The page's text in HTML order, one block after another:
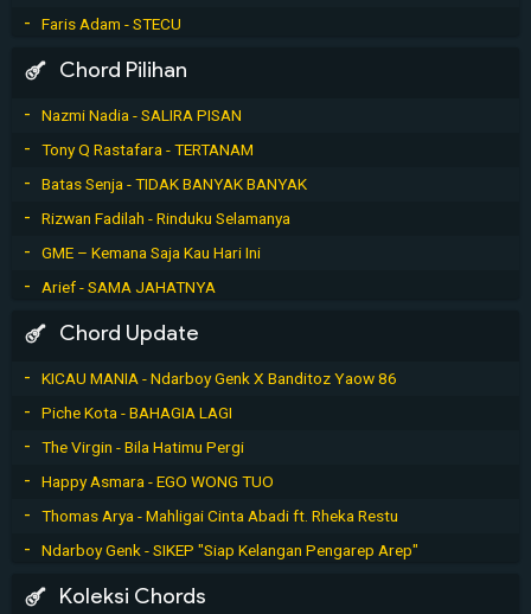
Faris Adam - STECU
Chord Pilihan
Nazmi Nadia - SALIRA PISAN
Tony Q Rastafara - TERTANAM
Batas Senja - TIDAK BANYAK BANYAK
Rizwan Fadilah - Rinduku Selamanya
GME – Kemana Saja Kau Hari Ini
Arief - SAMA JAHATNYA
Chord Update
KICAU MANIA - Ndarboy Genk X Banditoz Yaow 86
Piche Kota - BAHAGIA LAGI
The Virgin - Bila Hatimu Pergi
Happy Asmara - EGO WONG TUO
Thomas Arya - Mahligai Cinta Abadi ft. Rheka Restu
Ndarboy Genk - SIKEP "Siap Kelangan Pengarep Arep"
Koleksi Chords